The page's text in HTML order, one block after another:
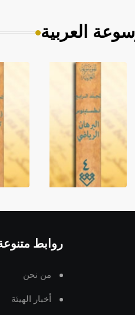
العربية
روابط
من نحن
أخبار الهيئة